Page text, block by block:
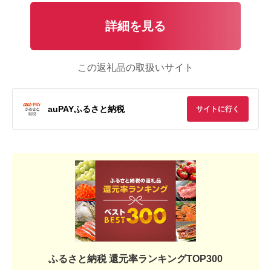
詳細を見る
この返礼品の取扱いサイト
auPAYふるさと納税 サイトに行く
ふるさと納税 還元率ランキングTOP300